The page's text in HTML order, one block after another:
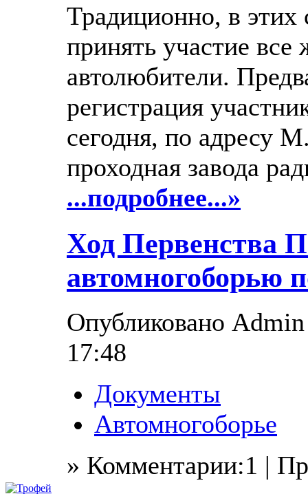
Традиционно, в этих
принять участие
автолюбители.
регистрация
сегодня, по адресу
проходная завода
...подробнее...»
Ход Первенства
автомногоборью
Опубликовано
17:48
Документы
Автомногоборье
» Комментарии:1 |